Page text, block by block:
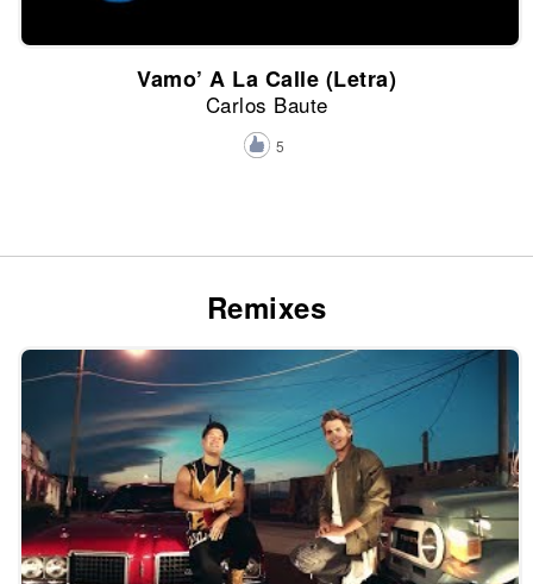
Vamo’ A La Calle (Letra)
Carlos Baute
5
Remixes